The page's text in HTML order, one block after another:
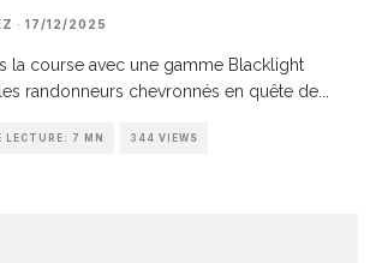
· 17/12/2025
la course avec une gamme Blacklight
randonneurs chevronnés en quête de
LECTURE: 7 MN 344 VIEWS